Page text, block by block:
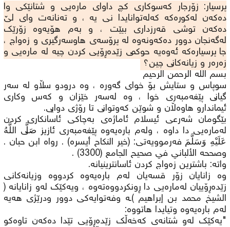
پرسیار: زۆرجار کەسوکارى کچ داواى مارەیی و شتانێکی وا
دەکەن لەکوڕەکە کەلەتوانایدا نی یە ، و تەنانەت وای لێ
دەکەن توشی قەرزداری ببێت ، و بەم هۆیەوە زۆرێک
لەگەنجان دوور دەکەونەوە لە پرۆسەی هاوسەرگیرى و زەواج ،
جا پرسیارەکە ئەوەیە حوکمى زێدەڕۆیی کردن چیە لە مارەیی و
زەرەر و زیانەکانى چین؟
بسم الله الرحمن الرحیم
سوپاس و ستایش بۆ خواى گەورە ، وە درودو سڵاو لە سەر
گیانى پێغەمبەرى خوا ، وە لەسەر خێزان و كەس وكارى
ئیماندارو هاوەڵان و شوێن كەوتوانى تا رۆژى دوایى.
بێگومان شەرعی ئیسلام ئاماژەی بەچاکی ئاسانکاری کردن
لەمارەیی دا داوە ، ولەم بارەیەوە پێغەمبەری ئازیز صَلَّى اللَّهُ
عَلَيْهِ وَسَلَّمَ فەرموویەتی: (خير النكاح أيسره) . رواه ابن حبان .
وصححه الألباني في صحيح الجامع (3300) .
واتە: باشترین زەواج کردن ئاسانترینیانە.
وە زانایان زۆر قسەیان لەم بارەیەوە کردووە وزیانەکانی
زێدەڕۆییان لەمارەیی دا ڕونکردووەتەوە ، ویەکێک لەو زانایانە (
الشيخ محمد بن إبراهيم )ـە وفەتوایەکی دوور ودرێژی هەیە
لەم بارەیەوە وتیایدا هاتووە:
"یەکێک لەو شتانەی کەخەڵک زێدەڕۆیی تێدا دەکەن تاوەکو